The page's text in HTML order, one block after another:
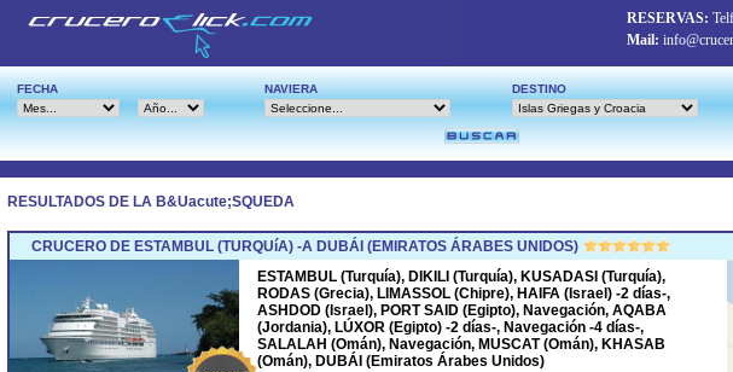
RESERVAS:
Mail:
FECHA NAVIERA DESTINO
RESULTADOS DE LA B&Uacute;SQUEDA
CRUCERO DE ESTAMBUL (TURQUíA) -A DUBÁI (EMIRATOS ÁRABES UNIDOS)
ESTAMBUL (Turquía), DIKILI (Turquía), KUSADASI (Turquía),
RODAS (Grecia), LIMASSOL (Chipre), HAIFA (Israel) -2 días-,
ASHDOD (Israel), PORT SAID (Egipto), Navegación, AQABA
(Jordania), LÚXOR (Egipto) -2 días-, Navegación -4 días-,
SALALAH (Omán), Navegación, MUSCAT (Omán), KHASAB
(Omán), DUBÁI (Emiratos Árabes Unidos)